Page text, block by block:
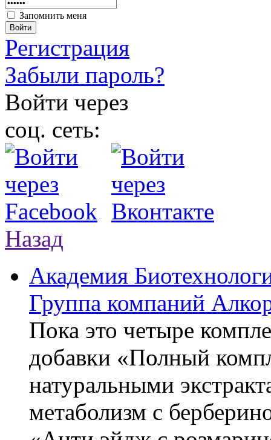
Запомнить меня
Войти
Регистрация
Забыли пароль?
Войти через
соц. сеть:
Назад
Академия
Группа компаний
Пока это четыре
добавки «Полный
натуральными
метаболизм с